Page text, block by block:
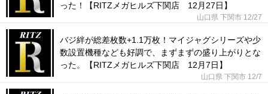
った！【RITZメガヒルズ下関店 12月27日】
山口県 下関市 12/27
バジ絆が総差枚数+1.1万枚！マイジャグシリーズや少
数設置機種なども好調で、まずまずの盛り上がりとな
った。【RITZメガヒルズ下関店 12月7日】
山口県 下関市 12/7